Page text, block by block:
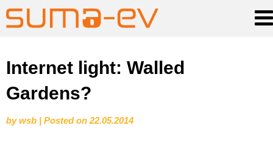
Skip
content
Internet light: Walled
Gardens?
bywsb | Posted on 22.05.2014